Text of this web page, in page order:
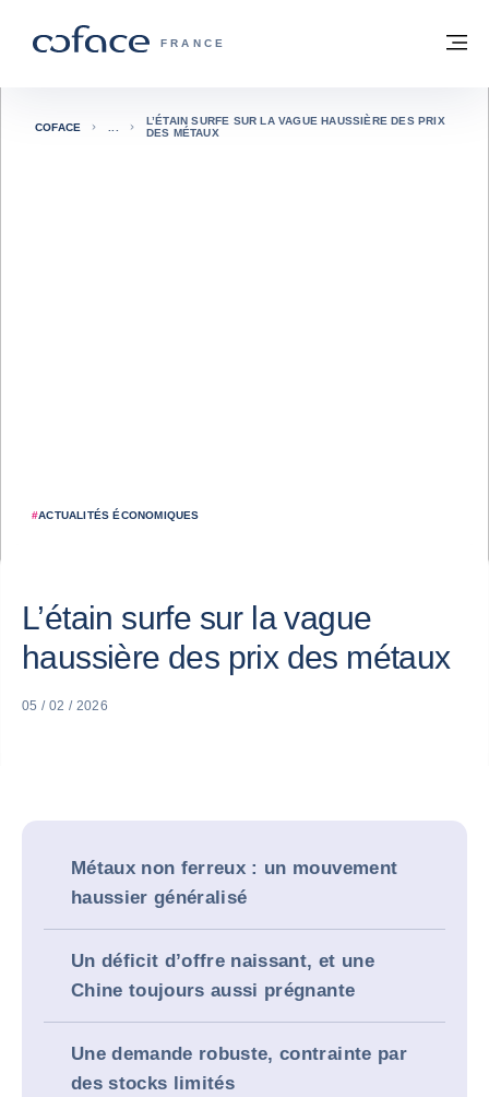
COFACE, FOR TRADE - PAGE
FRANCE
Retour à la page d'accueil
#ACTUALITÉS ÉCONOMIQUES
COFACE
L’ÉTAIN SURFE SUR LA VAGUE HAUSSIÈRE DES PRIX
DES MÉTAUX
L’étain surfe sur la vague
haussière des prix des métaux
05 / 02 / 2026
Métaux non ferreux : un mouvement
haussier généralisé
Un déficit d’offre naissant, et une
Chine toujours aussi prégnante
Une demande robuste, contrainte par
des stocks limités